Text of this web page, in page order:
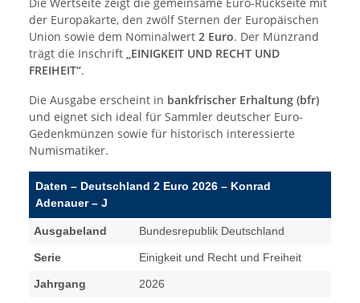
der Europakarte, den zwölf Sternen der Europäischen
Union sowie dem Nominalwert 2 Euro. Der Münzrand
trägt die Inschrift „EINIGKEIT UND RECHT UND
FREIHEIT“.
Die Ausgabe erscheint in bankfrischer Erhaltung (bfr)
und eignet sich ideal für Sammler deutscher Euro-
Gedenkmünzen sowie für historisch interessierte
Numismatiker.
Daten – Deutschland 2 Euro 2026 – Konrad
Adenauer – J
Ausgabeland Bundesrepublik Deutschland
Serie Einigkeit und Recht und Freiheit
Jahrgang 2026